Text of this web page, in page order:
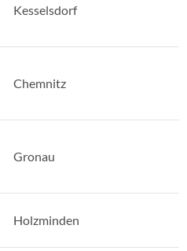
Kesselsdorf
Chemnitz
Gronau
Holzminden